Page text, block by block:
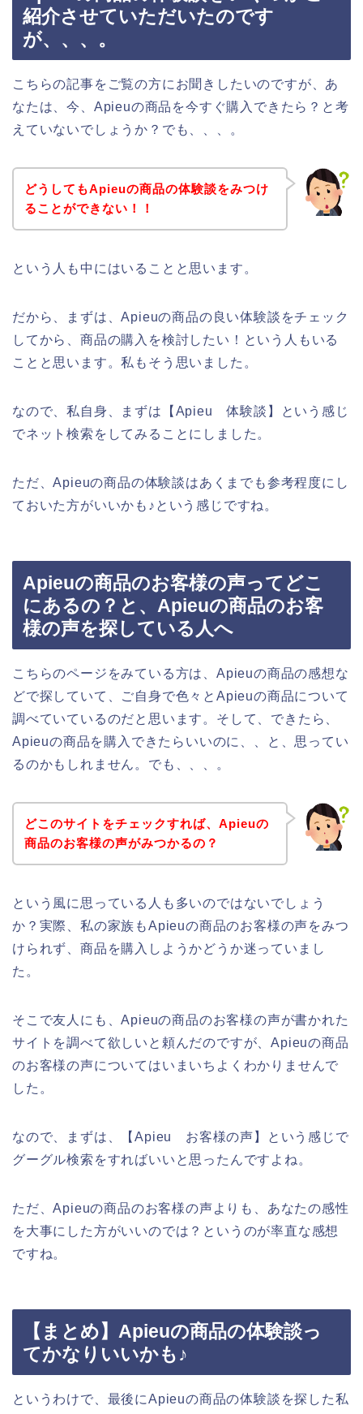
紹介させていただいたのです
が、、、。
こちらの記事をご覧の方にお聞きしたいのですが、あ
なたは、今、Apieuの商品を今すぐ購入できたら？と考
えていないでしょうか？でも、、、。
どうしてもApieuの商品の体験談をみつけ
ることができない！！
という人も中にはいることと思います。
だから、まずは、Apieuの商品の良い体験談をチェック
してから、商品の購入を検討したい！という人もいる
ことと思います。私もそう思いました。
なので、私自身、まずは【Apieu 体験談】という感じ
でネット検索をしてみることにしました。
ただ、Apieuの商品の体験談はあくまでも参考程度にし
ておいた方がいいかも♪という感じですね。
Apieuの商品のお客様の声ってどこ
にあるの？と、Apieuの商品のお客
様の声を探している人へ
こちらのページをみている方は、Apieuの商品の感想な
どで探していて、ご自身で色々とApieuの商品について
調べていているのだと思います。そして、できたら、
Apieuの商品を購入できたらいいのに、、と、思ってい
るのかもしれません。でも、、、。
どこのサイトをチェックすれば、Apieuの
商品のお客様の声がみつかるの？
という風に思っている人も多いのではないでしょう
か？実際、私の家族もApieuの商品のお客様の声をみつ
けられず、商品を購入しようかどうか迷っていまし
た。
そこで友人にも、Apieuの商品のお客様の声が書かれた
サイトを調べて欲しいと頼んだのですが、Apieuの商品
のお客様の声についてはいまいちよくわかりませんで
した。
なので、まずは、【Apieu お客様の声】という感じで
グーグル検索をすればいいと思ったんですよね。
ただ、Apieuの商品のお客様の声よりも、あなたの感性
を大事にした方がいいのでは？というのが率直な感想
ですね。
【まとめ】Apieuの商品の体験談っ
てかなりいいかも♪
というわけで、最後にApieuの商品の体験談を探した私